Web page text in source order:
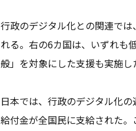
行政のデジタル化との関連で
れる。右の6カ国は、いずれも
般」を対象にした支援も実施し
日本では、行政のデジタル化
給付金が全国民に支給された